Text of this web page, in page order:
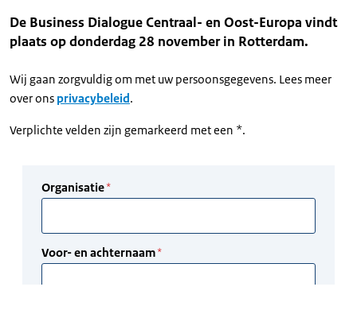
De Business Dialogue Centraal- en Oost-Europa vindt
plaats op donderdag 28 november in Rotterdam.
Wij gaan zorgvuldig om met uw persoonsgegevens. Lees meer
over ons privacybeleid.
Verplichte velden zijn gemarkeerd met een *.